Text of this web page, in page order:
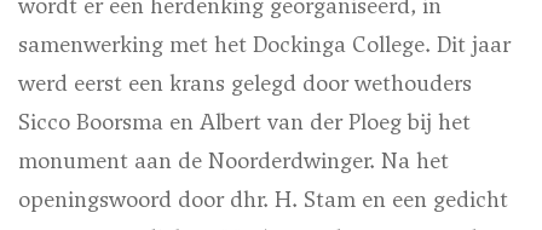
samenwerking met het Dockinga College. Dit jaar
werd eerst een krans gelegd door wethouders
Sicco Boorsma en Albert van der Ploeg bij het
monument aan de Noorderdwinger. Na het
openingswoord door dhr. H. Stam en een gedicht